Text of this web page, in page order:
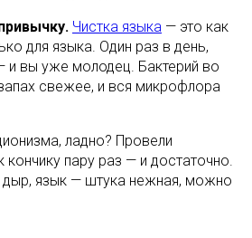
Чистка языка — это как
для языка. Один раз в день,
и вы уже молодец. Бактерий во
свежее, и вся микрофлора
ладно? Провели
кончику пару раз — и достаточно.
язык — штука нежная, можно